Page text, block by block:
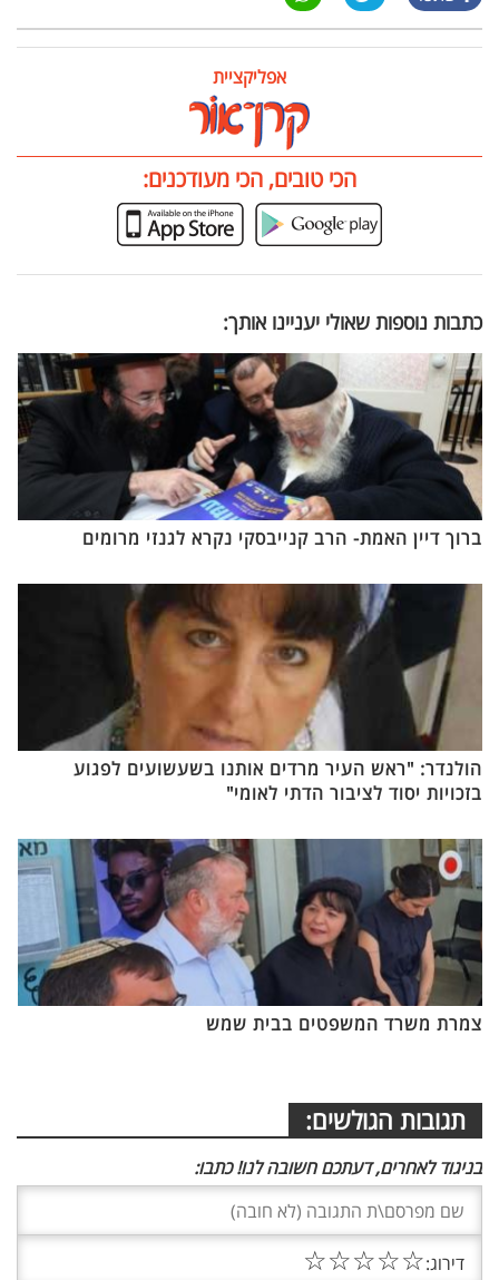
אפליקציית
הכי טובים, הכי מעודכנים:
כתבות נוספות שאולי יעניינו אותך:
ברוך דיין האמת- הרב קנייבסקי נקרא לגנזי מרומים
הולנדר: "ראש העיר מרדים אותנו בשעשועים לפגוע
בזכויות יסוד לציבור הדתי לאומי"
צמרת משרד המשפטים בבית שמש
תגובות הגולשים:
בניגוד לאחרים, דעתכם חשובה לנו! כתבו:
דירוג:☆
☆
☆
☆
☆